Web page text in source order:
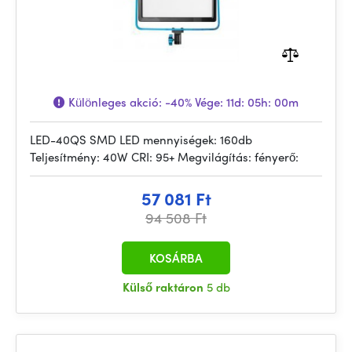
Különleges akció: -40%Vége: 11d: 05h: 00m
LED-40QS SMD LED mennyiségek: 160db
Teljesítmény: 40W CRI: 95+ Megvilágítás: fényerő:
57 081 Ft
94 508 Ft
Külső raktáron 5 db
KOSÁRBA